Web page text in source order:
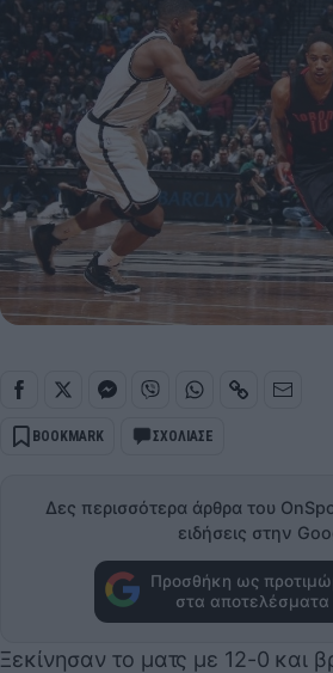
BOOKMARK ΣΧΟΛΙΑΣΕ
Δες περισσότερα άρθρα του
ειδήσεις στην
Προσθήκη ως
στα αποτελέσματα
Ξεκίνησαν το ματς με 12-0 και